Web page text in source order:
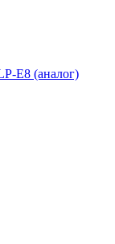
E8 (аналог)